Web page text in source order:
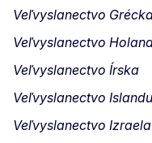
Veľvyslanectvo
Veľvyslanectvo
Veľvyslanectvo Írska
Veľvyslanectvo Islandu
Veľvyslanectvo Izraela